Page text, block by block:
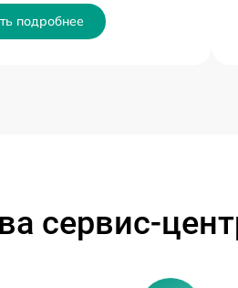
подробнее
сервис-